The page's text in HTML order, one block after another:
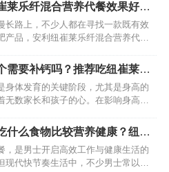
莱乐纤混合营养代餐效果好
秘答案
长路上，不少人都在寻找一款既有效
产品，安利纽崔莱乐纤混合营养代餐
实现减肥目标？今天，就来为大家深
需要补钙吗？推荐吃纽崔莱钙
咀嚼片效果好
身体发育的关键阶段，尤其是身高的
无数家长和孩子的心。在影响身高的
环。那么，青少年长个到底需不需要
何选择合适的补钙产品？纽崔莱钙镁
凭借出色的效果，成为众多家庭的信
什么食物比较营养健康？纽崔
组合别错过
，是男士开启高效工作与健康生活的
现代快节奏生活中，不少男士常以包